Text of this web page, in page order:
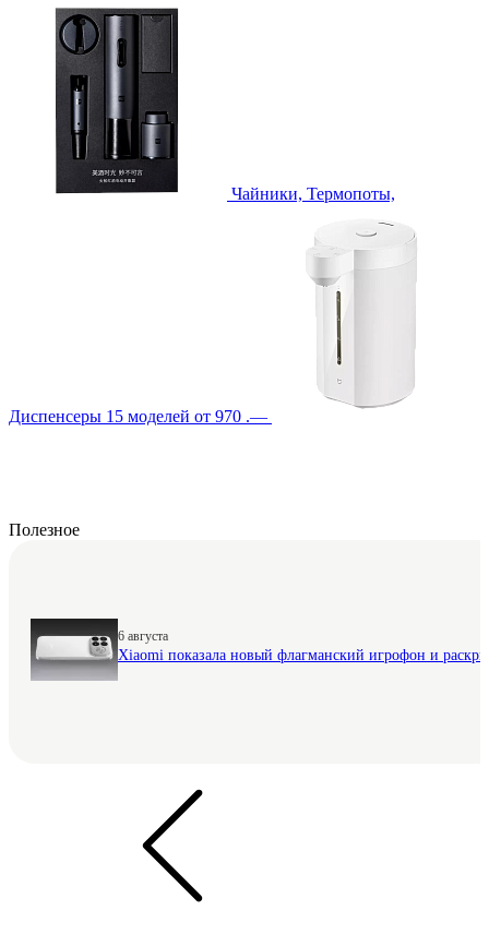
Чайники, Термопоты,
Диспенсеры 15 моделей от 970 .—
Полезное
6 августа
Xiaomi показала новый флагманский игрофон и